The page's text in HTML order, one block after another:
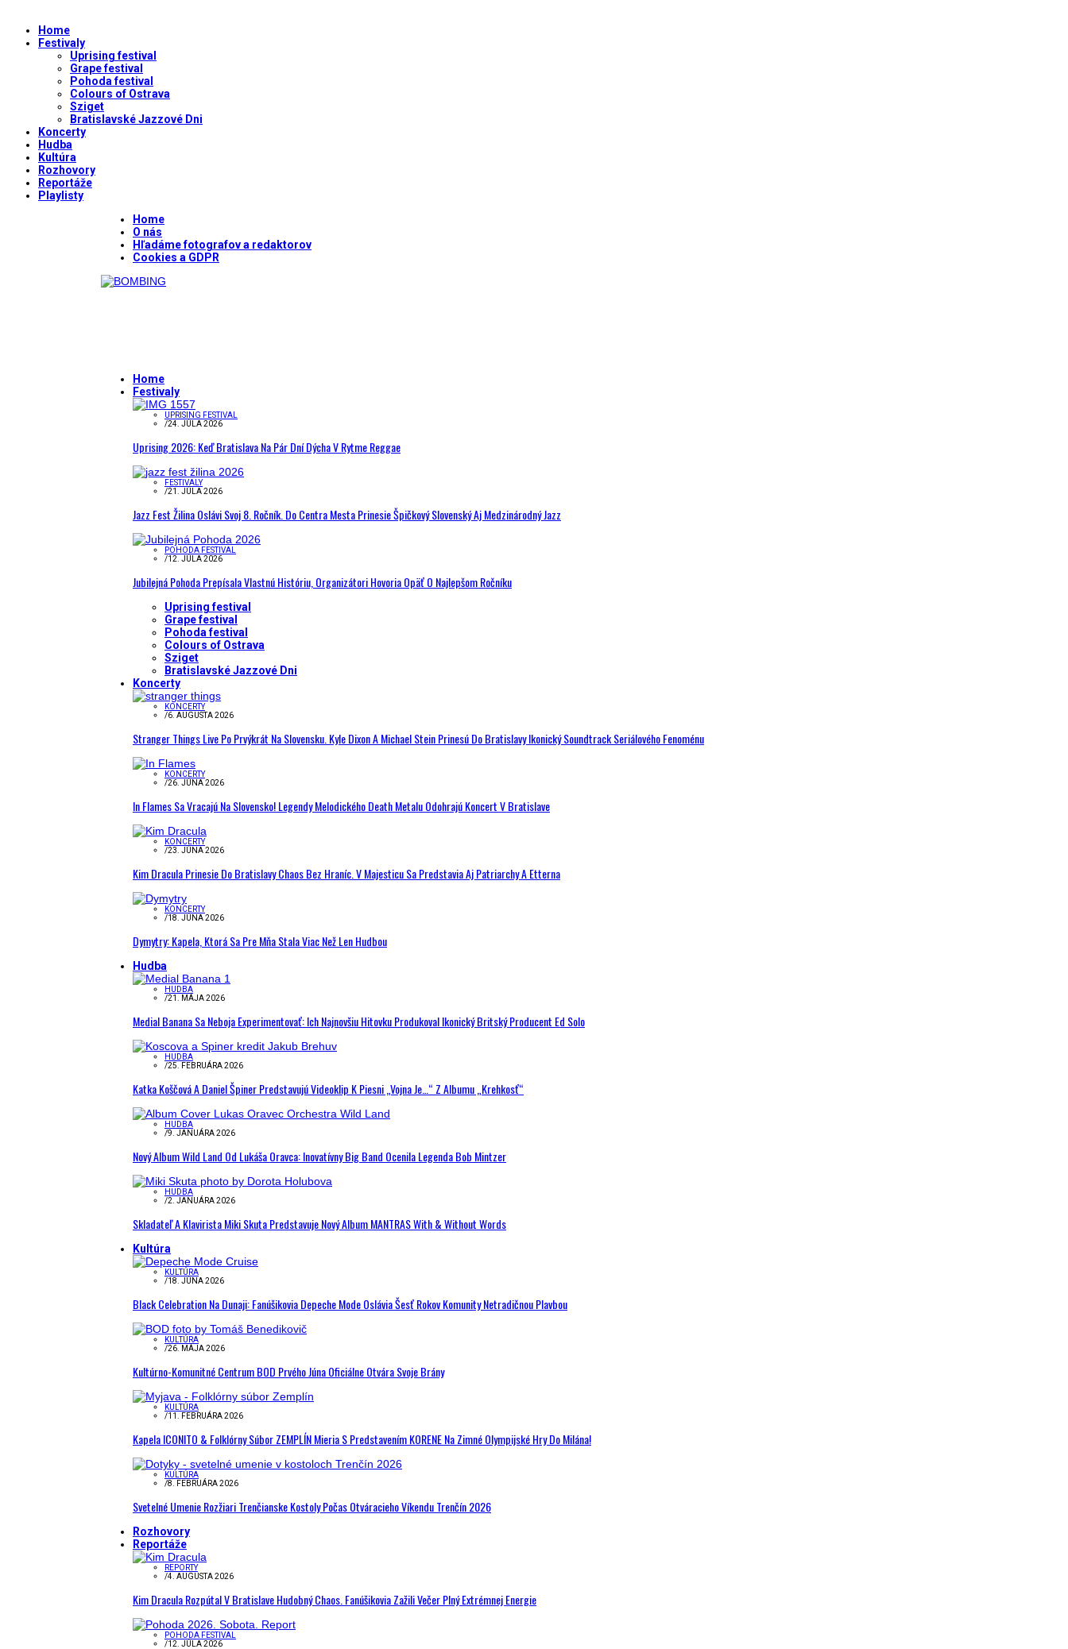
Home
Festivaly
Uprising festival
Grape festival
Pohoda festival
Colours of Ostrava
Sziget
Bratislavské Jazzové Dni
Koncerty
Hudba
Kultúra
Rozhovory
Reportáže
Playlisty
Home
O nás
Hľadáme fotografov a redaktorov
Cookies a GDPR
Home
Festivaly
UPRISING FESTIVAL
/24. JÚLA 2026
Uprising 2026: Keď Bratislava Na Pár Dní Dýcha V Rytme Reggae
FESTIVALY
/21. JÚLA 2026
Jazz Fest Žilina Oslávi Svoj 8. Ročník. Do Centra Mesta Prinesie Špičkový Slovenský Aj Medzinárodný Jazz
POHODA FESTIVAL
/12. JÚLA 2026
Jubilejná Pohoda Prepísala Vlastnú Históriu, Organizátori Hovoria Opäť O Najlepšom Ročníku
Uprising festival
Grape festival
Pohoda festival
Colours of Ostrava
Sziget
Bratislavské Jazzové Dni
Koncerty
KONCERTY
/6. AUGUSTA 2026
Stranger Things Live Po Prvýkrát Na Slovensku. Kyle Dixon A Michael Stein Prinesú Do Bratislavy Ikonický Soundtrack Seriálového Fenoménu
KONCERTY
/26. JÚNA 2026
In Flames Sa Vracajú Na Slovensko! Legendy Melodického Death Metalu Odohrajú Koncert V Bratislave
KONCERTY
/23. JÚNA 2026
Kim Dracula Prinesie Do Bratislavy Chaos Bez Hraníc. V Majesticu Sa Predstavia Aj Patriarchy A Etterna
KONCERTY
/18. JÚNA 2026
Dymytry: Kapela, Ktorá Sa Pre Mňa Stala Viac Než Len Hudbou
Hudba
HUDBA
/21. MÁJA 2026
Medial Banana Sa Neboja Experimentovať: Ich Najnovšiu Hitovku Produkoval Ikonický Britský Producent Ed Solo
HUDBA
/25. FEBRUÁRA 2026
Katka Koščová A Daniel Špiner Predstavujú Videoklip K Piesni „Vojna Je…“ Z Albumu „Krehkosť“
HUDBA
/9. JANUÁRA 2026
Nový Album Wild Land Od Lukáša Oravca: Inovatívny Big Band Ocenila Legenda Bob Mintzer
HUDBA
/2. JANUÁRA 2026
Skladateľ A Klavirista Miki Skuta Predstavuje Nový Album MANTRAS With & Without Words
Kultúra
KULTÚRA
/18. JÚNA 2026
Black Celebration Na Dunaji: Fanúšikovia Depeche Mode Oslávia Šesť Rokov Komunity Netradičnou Plavbou
KULTÚRA
/26. MÁJA 2026
Kultúrno-Komunitné Centrum BOD Prvého Júna Oficiálne Otvára Svoje Brány
KULTÚRA
/11. FEBRUÁRA 2026
Kapela ICONITO & Folklórny Súbor ZEMPLÍN Mieria S Predstavením KORENE Na Zimné Olympijské Hry Do Milána!
KULTÚRA
/8. FEBRUÁRA 2026
Svetelné Umenie Rozžiari Trenčianske Kostoly Počas Otváracieho Víkendu Trenčín 2026
Rozhovory
Reportáže
REPORTY
/4. AUGUSTA 2026
Kim Dracula Rozpútal V Bratislave Hudobný Chaos. Fanúšikovia Zažili Večer Plný Extrémnej Energie
POHODA FESTIVAL
/12. JÚLA 2026